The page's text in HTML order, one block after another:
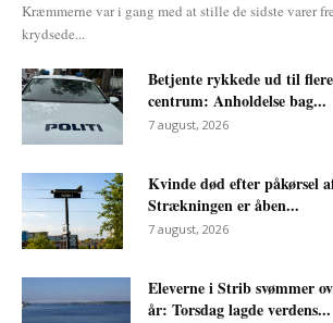
Kræmmerne var i gang med at stille de sidste varer
krydsede...
Betjente rykkede ud til
centrum: Anholdelse bag...
7 august, 2026
Kvinde død efter påkørsel
Strækningen er åben...
7 august, 2026
Eleverne i Strib svømmer
år: Torsdag lagde verdens...